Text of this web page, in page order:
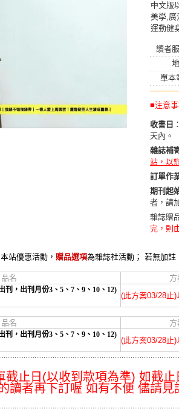
中文版
美學,廣
運動健
讀者
單本
■注意
收書日
天內。
雜誌補
站，以
訂單作
期刊起
者，請
雜誌贈
完，則
站優惠活動， 贈品選項為雜誌社活動； 若無加註
品名 方
刊，出刊月份3、5、7、9、10、12)
(此方案03/28止
品名 方
刊，出刊月份3、5、7、9、10、12)
(此方案03/28止
截止日(以收到款項為準) 如截
讀者再下訂喔 如有不便 儘請見